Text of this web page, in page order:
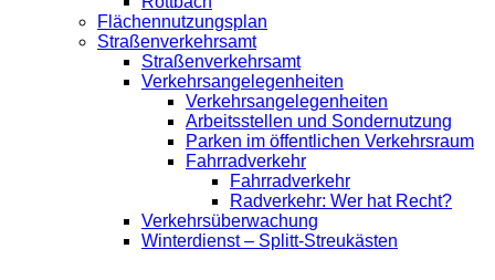
Flächennutzungsplan
Straßenverkehrsamt
Straßenverkehrsamt
Verkehrsangelegenheiten
Verkehrsangelegenheiten
Arbeitsstellen und Sondernutzung
Parken im öffentlichen Verkehrsraum
Fahrradverkehr
Fahrradverkehr
Radverkehr: Wer hat Recht?
Verkehrsüberwachung
Winterdienst – Splitt-Streukästen